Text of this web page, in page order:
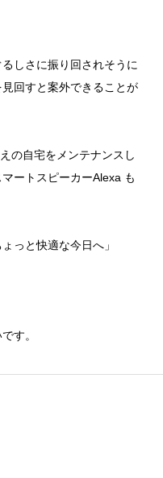
しさに振り回されそうに
回すと案外できることが
の自宅をメンテナンスし
ートスピーカーAlexa も
っと快適な今日へ」
す。